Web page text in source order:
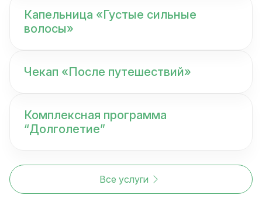
Капельница «Густые сильные
волосы»
Чекап «После путешествий»
Комплексная программа
“Долголетие”
Все услуги